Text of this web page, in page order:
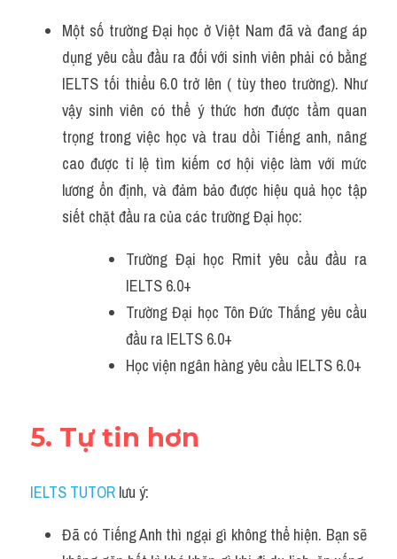
Một số trường Đại học ở Việt Nam đã và đang áp
dụng yêu cầu đầu ra đối với sinh viên phải có bằng
IELTS tối thiểu 6.0 trở lên ( tùy theo trường). Như
vậy sinh viên có thể ý thức hơn được tầm quan
trọng trong việc học và trau dồi Tiếng anh, nâng
cao được tỉ lệ tìm kiếm cơ hội việc làm với mức
lương ổn định, và đảm bảo được hiệu quả học tập
siết chặt đầu ra của các trường Đại học:
Trường Đại học Rmit yêu cầu đầu ra
IELTS 6.0+
Trường Đại học Tôn Đức Thắng yêu cầu
đầu ra IELTS 6.0+
Học viện ngân hàng yêu cầu IELTS 6.0+
5. Tự tin hơn
IELTS TUTOR lưu ý:
Đã có Tiếng Anh thì ngại gì không thể hiện. Bạn sẽ